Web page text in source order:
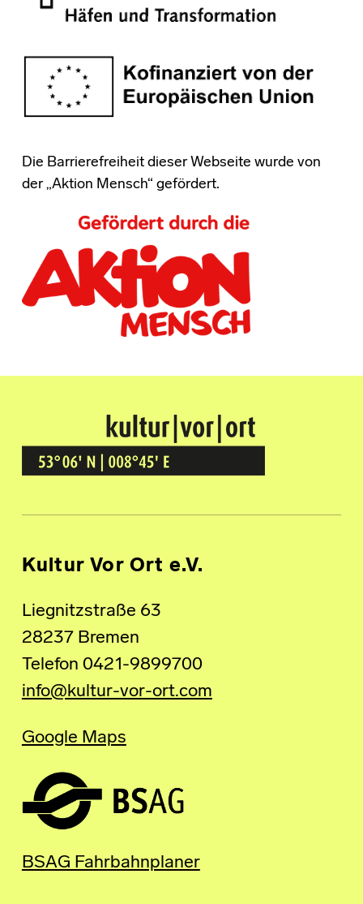
Die Barrierefreiheit dieser Webseite wurde von
der „Aktion Mensch“ gefördert.
Kultur Vor Ort
BREMEN GRÖPELINGEN
Kultur Vor Ort e.V.
Liegnitzstraße 63
28237 Bremen
Telefon 0421-9899700
info@kultur-vor-ort.com
Google Maps
BSAG Fahrbahnplaner